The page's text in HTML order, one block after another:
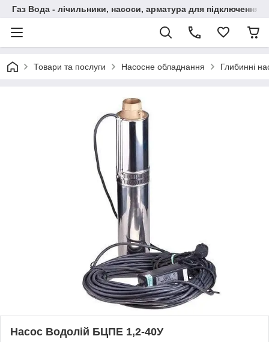
Газ Вода - лічильники, насоси, арматура для підключення,
Товари та послуги Насосне обладнання Глибинні
Насос Водолій БЦПЕ 1,2-40У